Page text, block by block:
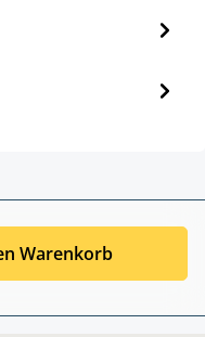
Warenkorb